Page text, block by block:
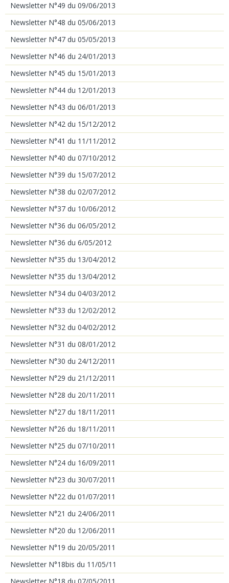
Newsletter N°49 du 09/06/2013
Newsletter N°48 du 05/06/2013
Newsletter N°47 du 05/05/2013
Newsletter N°46 du 24/01/2013
Newsletter N°45 du 15/01/2013
Newsletter N°44 du 12/01/2013
Newsletter N°43 du 06/01/2013
Newsletter N°42 du 15/12/2012
Newsletter N°41 du 11/11/2012
Newsletter N°40 du 07/10/2012
Newsletter N°39 du 15/07/2012
Newsletter N°38 du 02/07/2012
Newsletter N°37 du 10/06/2012
Newsletter N°36 du 06/05/2012
Newsletter N°36 du 6/05/2012
Newsletter N°35 du 13/04/2012
Newsletter N°35 du 13/04/2012
Newsletter N°34 du 04/03/2012
Newsletter N°33 du 12/02/2012
Newsletter N°32 du 04/02/2012
Newsletter N°31 du 08/01/2012
Newsletter N°30 du 24/12/2011
Newsletter N°29 du 21/12/2011
Newsletter N°28 du 20/11/2011
Newsletter N°27 du 18/11/2011
Newsletter N°26 du 18/11/2011
Newsletter N°25 du 07/10/2011
Newsletter N°24 du 16/09/2011
Newsletter N°23 du 30/07/2011
Newsletter N°22 du 01/07/2011
Newsletter N°21 du 24/06/2011
Newsletter N°20 du 12/06/2011
Newsletter N°19 du 20/05/2011
Newsletter N°18bis du 11/05/11